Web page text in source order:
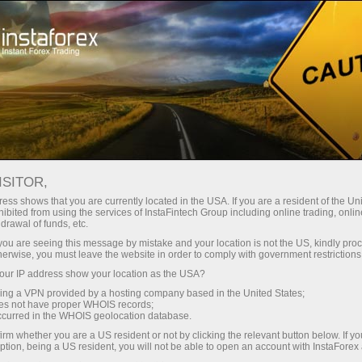
Kempen
Promo projek
InstaForex
Dalam seksyen ini, anda boleh melihat
pelbagai bahan-bahan promo broker
antarabangsa InstaForex yang menarik minat
pelanggan dan memberikan maklumat lanjut
mengenai aktiviti InstaForex, masa kini lebih
banyak data mengenai projek-projek syarikat
shows that you are currently located in the USA. If you are a resident of the
from using the services of InstaFintech Group including online trading,
of funds, etc.
are seeing this message by mistake and your location is not the US, kindly
you must leave the website in order to comply with government
IP address show your location as the USA?
a VPN provided by a hosting company based in the United States;
not have proper WHOIS records;
in the WHOIS geolocation database.
whether you are a US resident or not by clicking the relevant button below. If
being a US resident, you will not be able to open an account with InstaForex